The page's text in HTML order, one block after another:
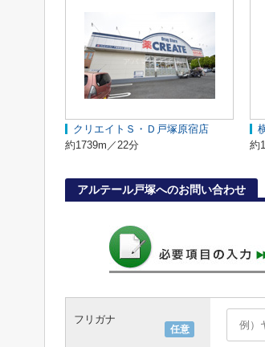
クリエイトＳ・Ｄ戸塚原宿店
約1739m／22分
約
アルテール戸塚へのお問い合わせ
任意
フリガナ